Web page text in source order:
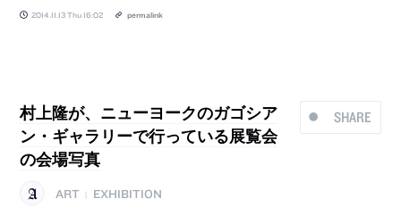
2014.11.13 Thu 16:02 permalink
SHARE
村上隆が、ニューヨークのガゴシア
ン・ギャラリーで行っている展覧会
の会場写真
ART EXHIBITION